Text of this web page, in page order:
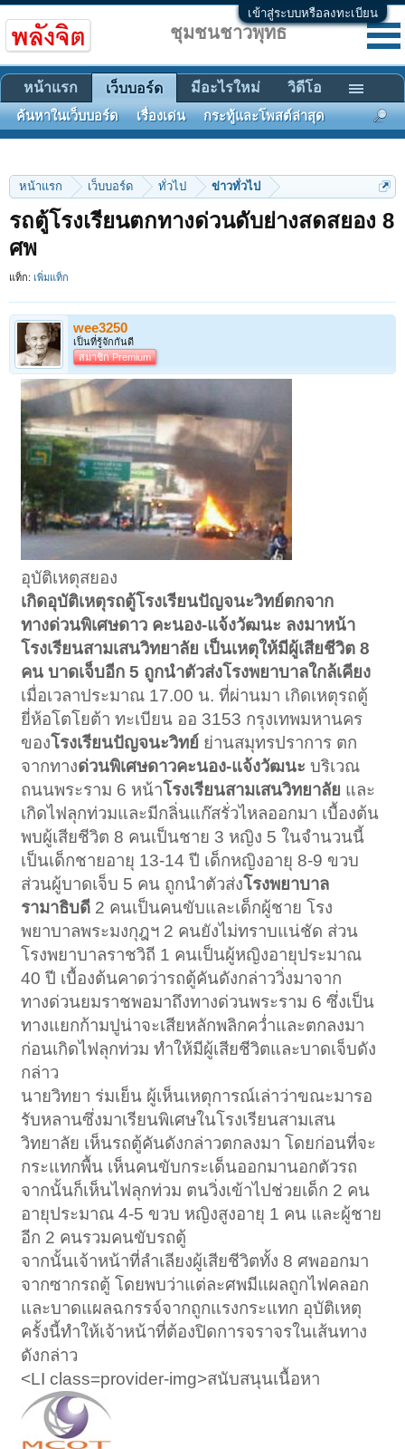
เข้าสู่ระบบหรือลงทะเบียน
หน้าแรก เว็บบอร์ด ทั่วไป ข่าวทั่วไป
รถตู้โรงเรียนตกทางด่วนดับย่างสดสยอง 8
ศพ
แท็ก: เพิ่มแท็ก
wee3250
เป็นที่รู้จักกันดี
สมาชิก Premium
อุบัติเหตุสยอง
เกิดอุบัติเหตุรถตู้โรงเรียนปัญจนะวิทย์ตกจาก
ทางด่วนพิเศษดาว คะนอง-แจ้งวัฒนะ ลงมาหน้า
โรงเรียนสามเสนวิทยาลัย เป็นเหตุให้มีผู้เสียชีวิต 8
คน บาดเจ็บอีก 5 ถูกนำตัวส่งโรงพยาบาลใกล้เคียง
เมื่อเวลาประมาณ 17.00 น. ที่ผ่านมา เกิดเหตุรถตู้
ยี่ห้อโตโยต้า ทะเบียน ออ 3153 กรุงเทพมหานคร
ของโรงเรียนปัญจนะวิทย์ ย่านสมุทรปราการ ตก
จากทางด่วนพิเศษดาวคะนอง-แจ้งวัฒนะบริเวณ
ถนนพระราม 6 หน้าโรงเรียนสามเสนวิทยาลัย และ
เกิดไฟลุกท่วมและมีกลิ่นแก๊สรั่วไหลออกมา เบื้องต้น
พบผู้เสียชีวิต 8 คนเป็นชาย 3 หญิง 5 ในจำนวนนี้
เป็นเด็กชายอายุ 13-14 ปี เด็กหญิงอายุ 8-9 ขวบ
ส่วนผู้บาดเจ็บ 5 คน ถูกนำตัวส่งโรงพยาบาล
รามาธิบดี 2 คนเป็นคนขับและเด็กผู้ชาย โรง
พยาบาลพระมงกุฎฯ 2 คนยังไม่ทราบแน่ชัด ส่วน
โรงพยาบาลราชวิถี 1 คนเป็นผู้หญิงอายุประมาณ
40 ปี เบื้องต้นคาดว่ารถตู้คันดังกล่าววิ่งมาจาก
ทางด่วนยมราชพอมาถึงทางด่วนพระราม 6 ซึ่งเป็น
ทางแยกก้ามปูน่าจะเสียหลักพลิกคว่ำและตกลงมา
ก่อนเกิดไฟลุกท่วม ทำให้มีผู้เสียชีวิตและบาดเจ็บดัง
กล่าว
นายวิทยา ร่มเย็น ผู้เห็นเหตุการณ์เล่าว่าขณะมารอ
รับหลานซึ่งมาเรียนพิเศษในโรงเรียนสามเสน
วิทยาลัย เห็นรถตู้คันดังกล่าวตกลงมา โดยก่อนที่จะ
กระแทกพื้น เห็นคนขับกระเด็นออกมานอกตัวรถ
จากนั้นก็เห็นไฟลุกท่วม ตนวิ่งเข้าไปช่วยเด็ก 2 คน
อายุประมาณ 4-5 ขวบ หญิงสูงอายุ 1 คน และผู้ชาย
อีก 2 คนรวมคนขับรถตู้
จากนั้นเจ้าหน้าที่ลำเลียงผู้เสียชีวิตทั้ง 8 ศพออกมา
จากซากรถตู้ โดยพบว่าแต่ละศพมีแผลถูกไฟคลอก
และบาดแผลฉกรรจ์จากถูกแรงกระแทก อุบัติเหตุ
ครั้งนี้ทำให้เจ้าหน้าที่ต้องปิดการจราจรในเส้นทาง
ดังกล่าว
<LI class=provider-img>สนับสนุนเนื้อหา
ชุมชนชาวพุทธ
หน้าแรก เว็บบอร์ด
ค้นหาในเว็บบอร์ด เรื่องเด่น กระทู้และโพสต์ล่าสุด
มีอะไรใหม่ วิดีโอ